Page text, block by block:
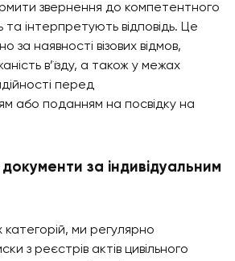
звернення до компетентного
інтерпретують відповідь. Це
за наявності візових відмов,
в’їзду, а також у межах
перед
або поданням на посвідку на
документи за індивідуальним
ми регулярно
з реєстрів актів цивільного